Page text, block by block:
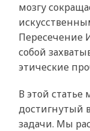
мозгу
Пересечение
собой
этические
В этой
достигнутый
задачи. Мы